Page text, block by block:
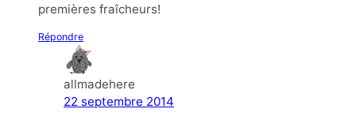
premières fraîcheurs!
Répondre
allmadehere
22 septembre 2014